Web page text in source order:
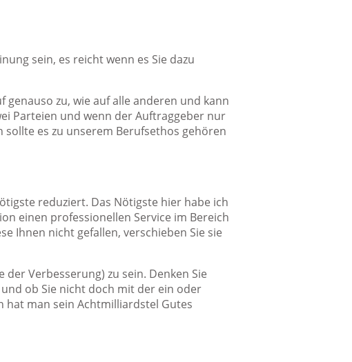
sein, es reicht wenn es Sie dazu
zu, wie auf alle anderen und kann
Parteien und wenn der Auftraggeber nur
es zu unserem Berufsethos gehören
reduziert. Das Nötigste hier habe ich
einen professionellen Service im Bereich
Ihnen nicht gefallen, verschieben Sie sie
Verbesserung) zu sein. Denken Sie
ob Sie nicht doch mit der ein oder
hat man sein Achtmilliardstel Gutes